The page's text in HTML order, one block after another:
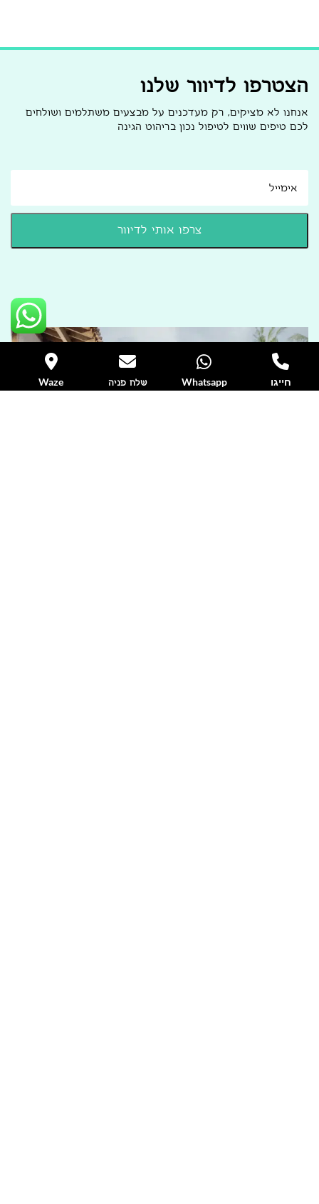
הצטרפו לדיוור שלנו
אנחנו לא מציקים, רק מעדכנים על מבצעים משתלמים ושולחים
לכם טיפים שווים לטיפול נכון בריהוט הגינה
חייגו Whatsapp שלח פניה Waze